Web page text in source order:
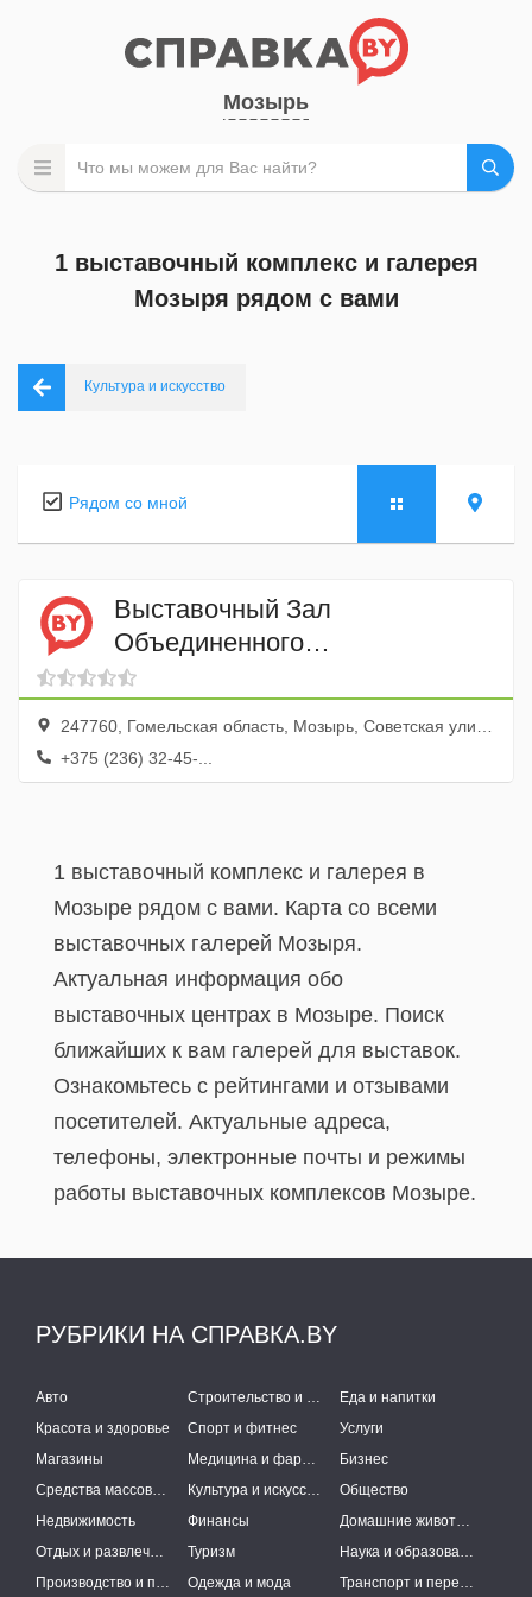
Мозырь
1 выставочный комплекс и галерея
Мозыря рядом с вами
Культура и искусство
Рядом со мной
Выставочный Зал
Объединенного
Краеведческого Музея
247760, Гомельская область, Мозырь, Советская улица, 132
+375 (236) 32-45-...
1 выставочный комплекс и галерея в
Мозыре рядом с вами. Карта со всеми
выставочных галерей Мозыря.
Актуальная информация обо
выставочных центрах в Мозыре. Поиск
ближайших к вам галерей для выставок.
Ознакомьтесь с рейтингами и отзывами
посетителей. Актуальные адреса,
телефоны, электронные почты и режимы
работы выставочных комплексов Мозыре.
РУБРИКИ НА СПРАВКА.BY
Авто Строительство и ремонт
Еда и напитки
Красота и здоровье
Спорт и фитнес
Услуги
Магазины
Медицина и фармацевтика
Бизнес
Средства массовой информации
Культура и искусство
Общество
Недвижимость
Финансы
Домашние животные
Отдых и развлечения
Туризм
Наука и образование
Производство и поставки
Одежда и мода Транспорт и перевозки